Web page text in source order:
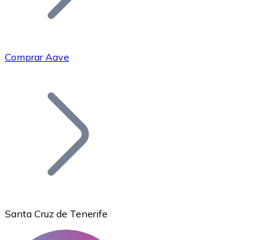
Bitcoin
Comprar Aave
Santa Cruz de Tenerife